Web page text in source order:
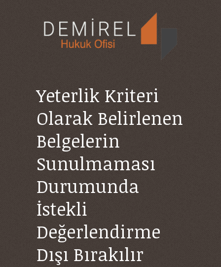
Yeterlik Kriteri
Olarak Belirlenen
Belgelerin
Sunulmaması
Durumunda
İstekli
Değerlendirme
Dışı Bırakılır